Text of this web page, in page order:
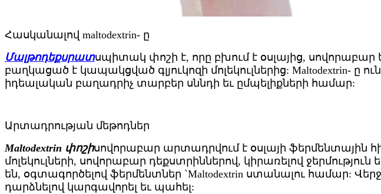
Հասկանալով maltodextrin- ը
Մալթոդեքսրատսպիտակ փոշի է, որը բխում է օսլայից,
բաղկացած է կապակցված գլյուկոզի մոլեկուլներից: Maltodextrin- ը
իդեալական բաղադրիչ տարբեր սննդի եւ ըմպելիքների համար:
Արտադրության մեթոդներ
Maltodextrin փոշիսովորաբար արտադրվում է օսլայի ֆերմենտային
մոլեկուլների, սովորաբար դեքստրիններով, կիրառելով
են, օգտագործելով ֆերմենտներ `Maltodextrin ստանալու համար:
դարձնելով կարգավորել եւ պահել: